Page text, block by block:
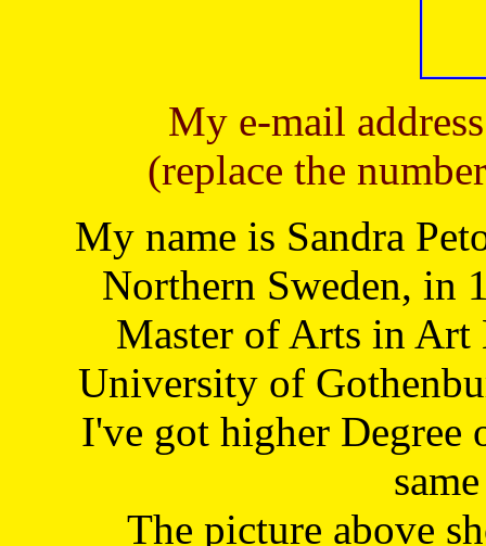
My e-mail
(replace the
My name is Sandra
Northern Sweden, in
Master of Arts in Art
University of
I've got higher Degree
The picture above